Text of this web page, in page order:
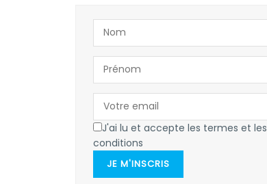
J'ai lu et accepte les termes et les
conditions
JE M'INSCRIS